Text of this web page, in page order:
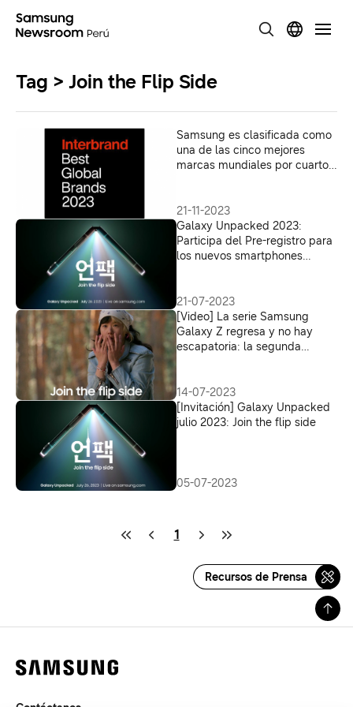
Tag > Join the Flip Side
Samsung es clasificada como
una de las cinco mejores
marcas mundiales por cuarto
21-11-2023
Galaxy Unpacked 2023:
Participa del Pre-registro para
los nuevos smartphones
21-07-2023
[Video] La serie Samsung
Galaxy Z regresa y no hay
escapatoria: la segunda
14-07-2023
[Invitación] Galaxy Unpacked
julio 2023: Join the flip side
05-07-2023
1
Recursos de Prensa